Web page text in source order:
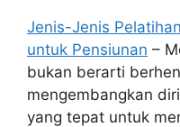
Jenis-Jenis
untuk Pensiunan –
bukan berarti
mengembangkan
yang tepat untuk